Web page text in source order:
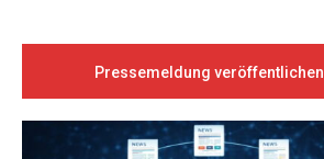
Pressemeldung veröffentlichen